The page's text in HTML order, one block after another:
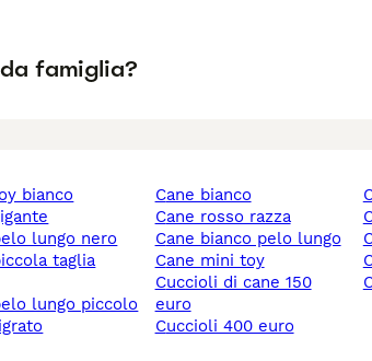
famiglia?
bianco
lungo nero
lungo piccolo
cane bianco
cane rosso razza
cane bianco pelo lungo
cane mini toy
cuccioli di cane 150
euro
cuccioli 400 euro